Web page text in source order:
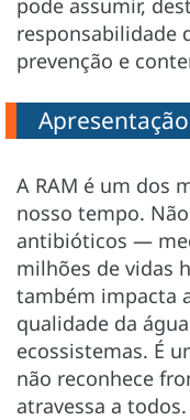
responsabilidade
prevenção e
Apresentação
A RAM é um dos
nosso tempo.
antibióticos —
milhões de vidas
também impacta
qualidade da
ecossistemas. É
não reconhece
atravessa a todos.